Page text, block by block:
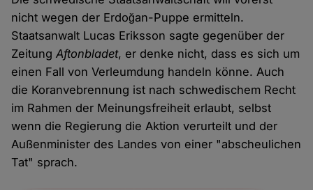
nicht wegen der Erdoğan-Puppe ermitteln.
Staatsanwalt Lucas Eriksson sagte gegenüber der
ZeitungAftonbladet, er denke nicht, dass es sich um
einen Fall von Verleumdung handeln könne. Auch
die Koranvebrennung ist nach schwedischem Recht
im Rahmen der Meinungsfreiheit erlaubt, selbst
wenn die Regierung die Aktion verurteilt und der
Außenminister des Landes von einer "abscheulichen
Tat" sprach.